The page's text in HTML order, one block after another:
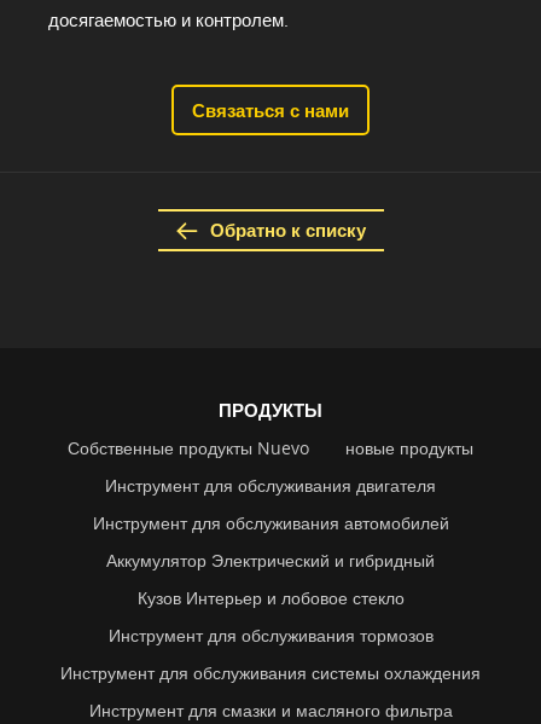
досягаемостью и контролем.
Связаться с нами
Обратно к списку
ПРОДУКТЫ
Собственные продукты Nuevo
новые продукты
Инструмент для обслуживания двигателя
Инструмент для обслуживания автомобилей
Аккумулятор Электрический и гибридный
Кузов Интерьер и лобовое стекло
Инструмент для обслуживания тормозов
Инструмент для обслуживания системы охлаждения
Инструмент для смазки и масляного фильтра